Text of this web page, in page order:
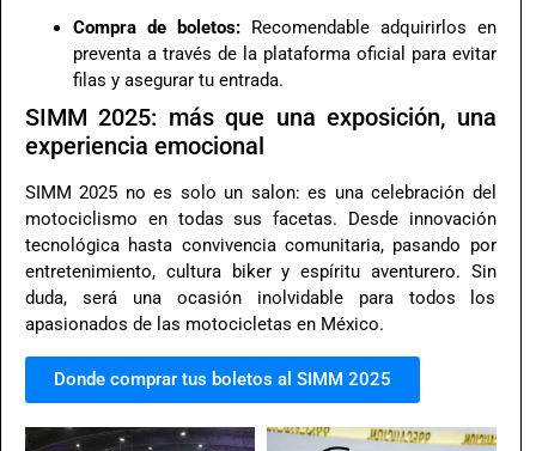
Compra de boletos:Recomendable adquirirlos en
preventa a través de la plataforma oficial para evitar
filas y asegurar tu entrada.
SIMM 2025: más que una exposición, una
experiencia emocional
SIMM 2025 no es solo un salon: es una celebración del
motociclismo en todas sus facetas. Desde innovación
tecnológica hasta convivencia comunitaria, pasando por
entretenimiento, cultura biker y espíritu aventurero. Sin
duda, será una ocasión inolvidable para todos los
apasionados de las motocicletas en México.
Donde comprar tus boletos al SIMM 2025